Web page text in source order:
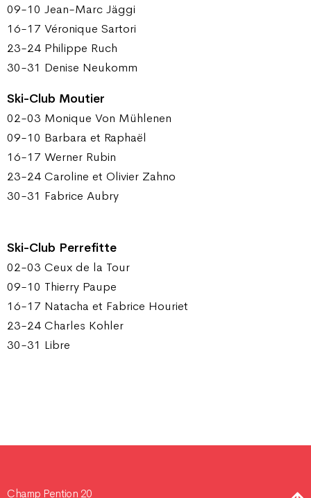
09-10 Jean-Marc Jäggi
16-17 Véronique Sartori
23-24 Philippe Ruch
30-31 Denise Neukomm
Ski-Club Moutier
02-03 Monique Von Mühlenen
09-10 Barbara et Raphaël
16-17 Werner Rubin
23-24 Caroline et Olivier Zahno
30-31 Fabrice Aubry
Ski-Club Perrefitte
02-03 Ceux de la Tour
09-10 Thierry Paupe
16-17 Natacha et Fabrice Houriet
23-24 Charles Kohler
30-31 Libre
Champ Pention 20